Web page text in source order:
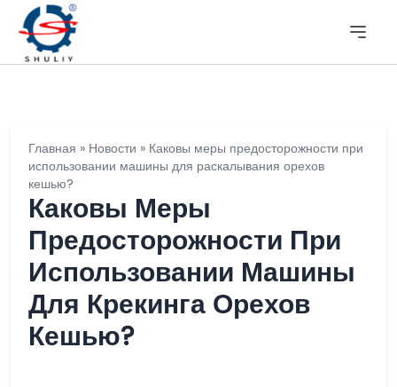
Главная » Новости » Каковы меры предосторожности при
использовании машины для раскалывания орехов
кешью?
Каковы Меры
Предосторожности При
Использовании Машины
Для Крекинга Орехов
Кешью?